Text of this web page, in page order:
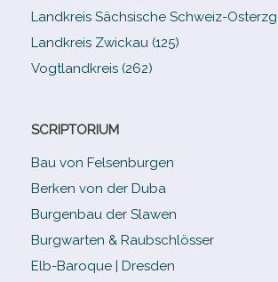
Landkreis Sächsische Schweiz-​
Landkreis Zwickau (125)
Vogtlandkreis (262)
SCRIPTORIUM
Bau von Felsenburgen
Berken von der Duba
Burgenbau der Slawen
Burgwarten & Raubschlösser
Elb-​Baroque | Dresden